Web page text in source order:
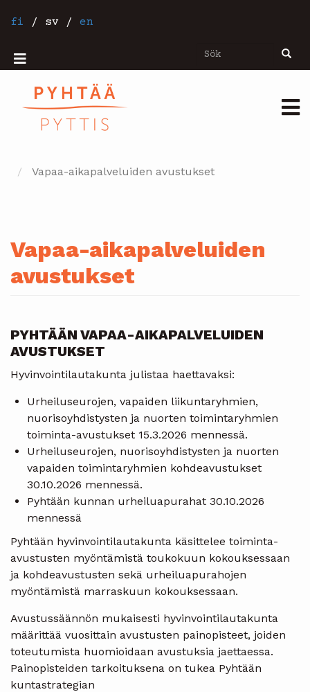
tillfi / sv / en
Sök Sök
Mobiilivalikko
Vapaa-aikapalveluiden avustukset
Vapaa-aikapalveluiden
avustukset
PYHTÄÄN VAPAA-AIKAPALVELUIDEN
AVUSTUKSET
Hyvinvointilautakunta julistaa haettavaksi:
Urheiluseurojen, vapaiden liikuntaryhmien,
nuorisoyhdistysten ja nuorten toimintaryhmien
toiminta-avustukset 15.3.2026 mennessä.
Urheiluseurojen, nuorisoyhdistysten ja nuorten
vapaiden toimintaryhmien kohdeavustukset
30.10.2026 mennessä.
Pyhtään kunnan urheiluapurahat 30.10.2026
mennessä
Pyhtään hyvinvointilautakunta käsittelee toiminta-
avustusten myöntämistä toukokuun kokouksessaan
ja kohdeavustusten sekä urheiluapurahojen
myöntämistä marraskuun kokouksessaan.
Avustussäännön mukaisesti hyvinvointilautakunta
määrittää vuosittain avustusten painopisteet, joiden
toteutumista huomioidaan avustuksia jaettaessa.
Painopisteiden tarkoituksena on tukea Pyhtään
kuntastrategian